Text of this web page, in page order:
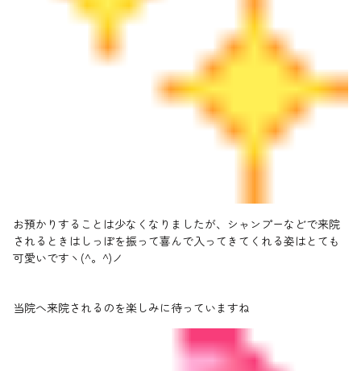
お預かりすることは少なくなりましたが、シャンプーなどで来院
されるときはしっぽを振って喜んで入ってきてくれる姿はとても
可愛いですヽ(^。^)ノ
当院へ来院されるのを楽しみに待っていますね